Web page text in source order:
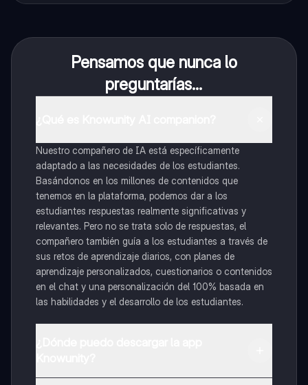
Pensamos que nunca lo
preguntarías...
Nuestro compañero de IA está específicamente
adaptado a las necesidades de los estudiantes.
Basándonos en los millones de contenidos que
tenemos en la plataforma, podemos dar a los
estudiantes respuestas realmente significativas y
relevantes. Pero no se trata solo de respuestas, el
compañero también guía a los estudiantes a través de
sus retos de aprendizaje diarios, con planes de
aprendizaje personalizados, cuestionarios o contenidos
en el chat y una personalización del 100% basada en
las habilidades y el desarrollo de los estudiantes.